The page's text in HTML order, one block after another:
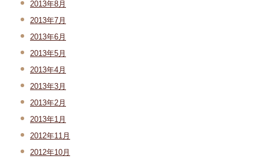
2013年8月
2013年7月
2013年6月
2013年5月
2013年4月
2013年3月
2013年2月
2013年1月
2012年11月
2012年10月